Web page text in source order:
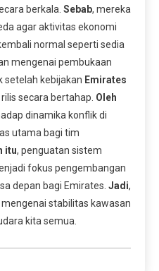
berkala. Sebab, mereka
agar aktivitas ekonomi
normal seperti sedia
mengenai pembukaan
setelah kebijakan Emirates
secara bertahap. Oleh
dinamika konflik di
utama bagi tim
itu, penguatan sistem
fokus pengembangan
depan bagi Emirates. Jadi,
stabilitas kawasan
kita semua.